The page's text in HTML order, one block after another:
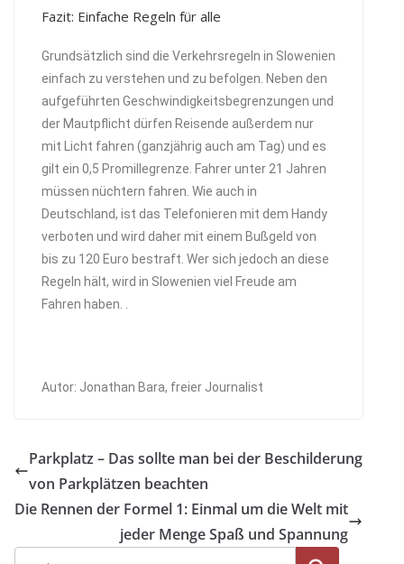
Fazit: Einfache Regeln für alle
Grundsätzlich sind die Verkehrsregeln in Slowenien
einfach zu verstehen und zu befolgen. Neben den
aufgeführten Geschwindigkeitsbegrenzungen und
der Mautpflicht dürfen Reisende außerdem nur
mit Licht fahren (ganzjährig auch am Tag) und es
gilt ein 0,5 Promillegrenze. Fahrer unter 21 Jahren
müssen nüchtern fahren. Wie auch in
Deutschland, ist das Telefonieren mit dem Handy
verboten und wird daher mit einem Bußgeld von
bis zu 120 Euro bestraft. Wer sich jedoch an diese
Regeln hält, wird in Slowenien viel Freude am
Fahren haben. .
Autor: Jonathan Bara, freier Journalist
Parkplatz – Das sollte man bei der Beschilderung
von Parkplätzen beachten
Die Rennen der Formel 1: Einmal um die Welt mit
jeder Menge Spaß und Spannung
Suche